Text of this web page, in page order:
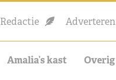
Redactie Adverteren
Amalia’s kast Overig